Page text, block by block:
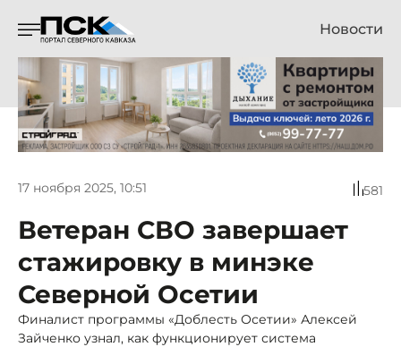
Новости
17 ноября 2025, 10:51 581
Ветеран СВО завершает
стажировку в минэке
Северной Осетии
Финалист программы «Доблесть Осетии» Алексей
Зайченко узнал, как функционирует система